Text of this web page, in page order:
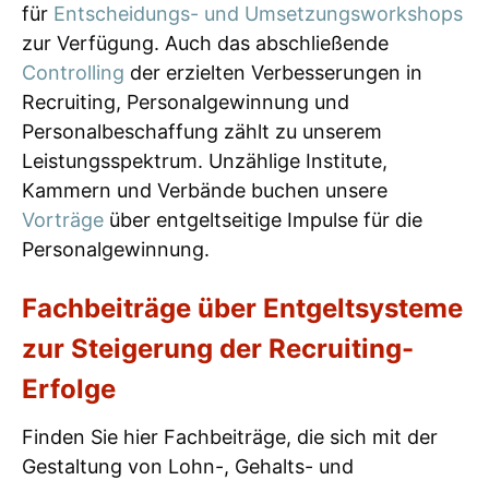
für Entscheidungs- und Umsetzungsworkshops
zur Verfügung. Auch das abschließende
Controlling der erzielten Verbesserungen in
Recruiting, Personalgewinnung und
Personalbeschaffung zählt zu unserem
Leistungsspektrum. Unzählige Institute,
Kammern und Verbände buchen unsere
Vorträge über entgeltseitige Impulse für die
Personalgewinnung.
Fachbeiträge über Entgeltsysteme
zur Steigerung der Recruiting-
Erfolge
Finden Sie hier Fachbeiträge, die sich mit der
Gestaltung von Lohn-, Gehalts- und